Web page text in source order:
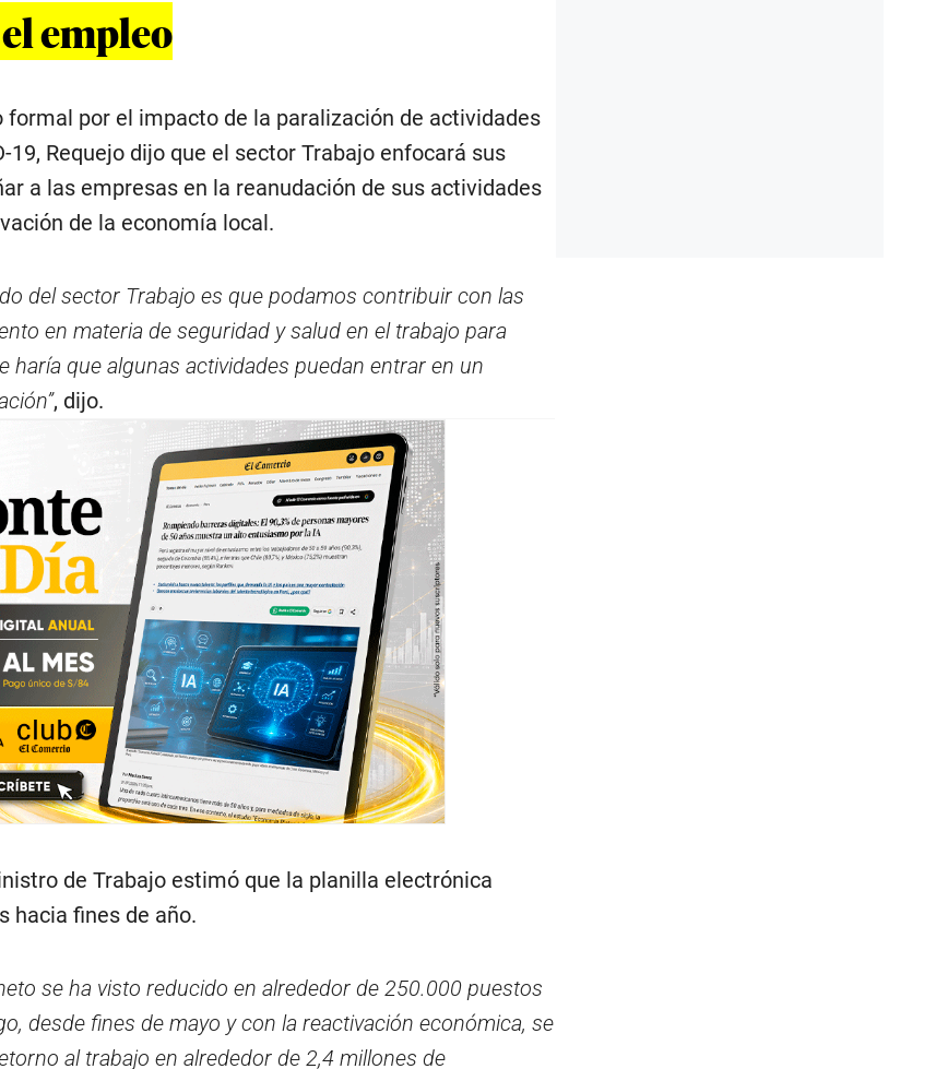
empleo
por el impacto de la paralización de actividades
19, Requejo dijo que el sector Trabajo enfocará sus
a las empresas en la reanudación de sus actividades
de la economía local.
del sector Trabajo es que podamos contribuir con las
en materia de seguridad y salud en el trabajo para
haría que algunas actividades puedan entrar en un
, dijo.
de Trabajo estimó que la planilla electrónica
hacia fines de año.
se ha visto reducido en alrededor de 250.000 puestos
desde fines de mayo y con la reactivación económica, se
al trabajo en alrededor de 2,4 millones de